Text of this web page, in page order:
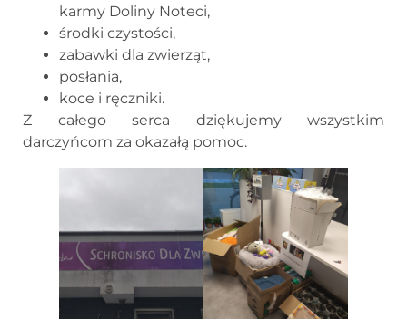
karmy Doliny Noteci,
środki czystości,
zabawki dla zwierząt,
posłania,
koce i ręczniki.
Z całego serca dziękujemy wszystkim
darczyńcom za okazałą pomoc.